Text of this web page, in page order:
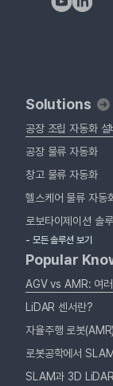
Solutions
공장 조립 자동화 설
공장 물류 자동화
창고 물류 자동화
헬스케어 물류 자동
로보타이제이션 솔
- 모든 솔루션 보기
Popular
AGV vs AMR: 여러
LiDAR 센서란?
자율주행 로봇
로봇공학에서
SLAM과 3D